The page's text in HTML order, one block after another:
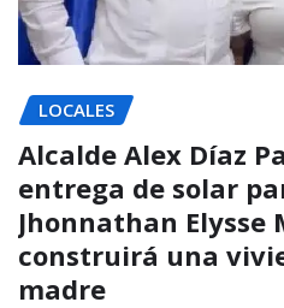
LOCALES
Alcalde Alex Díaz
entrega de solar
Jhonnathan Elysse
construirá una
madre